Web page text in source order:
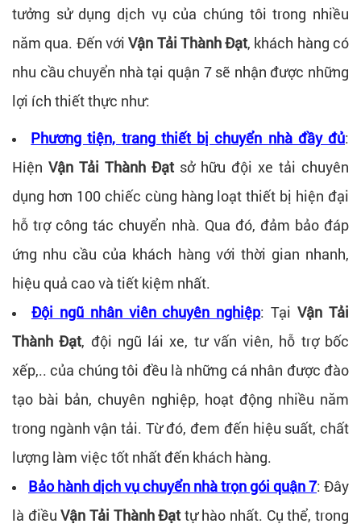
tưởng sử dụng dịch vụ của chúng tôi trong nhiều
năm qua. Đến vớiVận Tải Thành Đạt, khách hàng có
nhu cầu chuyển nhà tại quận 7 sẽ nhận được những
lợi ích thiết thực như:
Phương tiện, trang thiết bị chuyển nhà đầy đủ:
Hiện Vận Tải Thành Đạt sở hữu đội xe tải chuyên
dụng hơn 100 chiếc cùng hàng loạt thiết bị hiện đại
hỗ trợ công tác chuyển nhà. Qua đó, đảm bảo đáp
ứng nhu cầu của khách hàng với thời gian nhanh,
hiệu quả cao và tiết kiệm nhất.
Đội ngũ nhân viên chuyên nghiệp: TạiVận Tải
Thành Đạt, đội ngũ lái xe, tư vấn viên, hỗ trợ bốc
xếp,.. của chúng tôi đều là những cá nhân được đào
tạo bài bản, chuyên nghiệp, hoạt động nhiều năm
trong ngành vận tải. Từ đó, đem đến hiệu suất, chất
lượng làm việc tốt nhất đến khách hàng.
Bảo hành dịch vụ chuyển nhà trọn gói quận 7: Đây
là điềuVận Tải Thành Đạt tự hào nhất. Cụ thể, trong